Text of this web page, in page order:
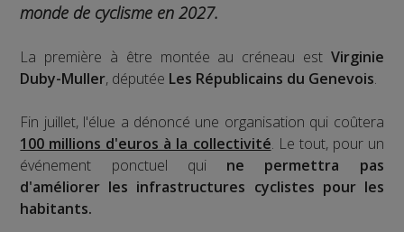
monde de cyclisme en 2027.
La première à être montée au créneau est Virginie
Duby-Muller, députée Les Républicains du Genevois.
Fin juillet, l'élue a dénoncé une organisation qui coûtera
100 millions d'euros à la collectivité. Le tout, pour un
événement ponctuel qui ne permettra pas
d'améliorer les infrastructures cyclistes pour les
habitants.